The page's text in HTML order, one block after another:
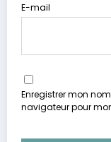
E-mail
Enregistrer mon
navigateur pour